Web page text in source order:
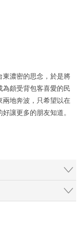
濃密的思念，於是將
頗受背包客喜愛的民
地奔波，只希望以在
讓更多的朋友知道。